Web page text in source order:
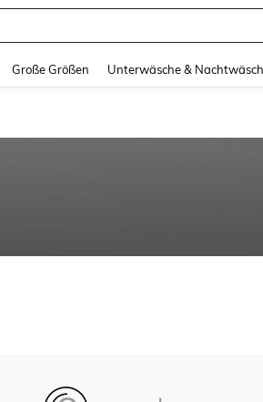
Große Größen Unterwäsche &